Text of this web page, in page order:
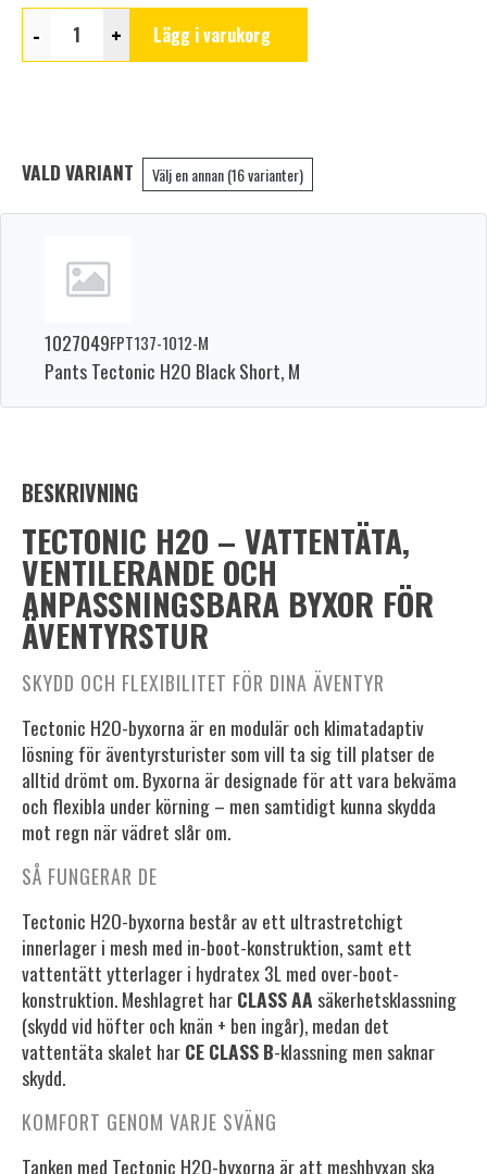
- + Lägg i varukorg
VALD VARIANT Välj en annan (16 varianter)
1027049FPT137-1012-M
Pants Tectonic H2O Black Short, M
BESKRIVNING
TECTONIC H2O – VATTENTÄTA,
VENTILERANDE OCH
ANPASSNINGSBARA BYXOR FÖR
ÄVENTYRSTUR
SKYDD OCH FLEXIBILITET FÖR DINA ÄVENTYR
Tectonic H2O-byxorna är en modulär och klimatadaptiv
lösning för äventyrsturister som vill ta sig till platser de
alltid drömt om. Byxorna är designade för att vara bekväma
och flexibla under körning – men samtidigt kunna skydda
mot regn när vädret slår om.
SÅ FUNGERAR DE
Tectonic H2O-byxorna består av ett ultrastretchigt
innerlager i mesh med in-boot-konstruktion, samt ett
vattentätt ytterlager i hydratex 3L med over-boot-
konstruktion. Meshlagret harCLASS AA säkerhetsklassning
(skydd vid höfter och knän + ben ingår), medan det
vattentäta skalet harCE CLASS B-klassning men saknar
skydd.
KOMFORT GENOM VARJE SVÄNG
Tanken med Tectonic H2O-byxorna är att meshbyxan ska